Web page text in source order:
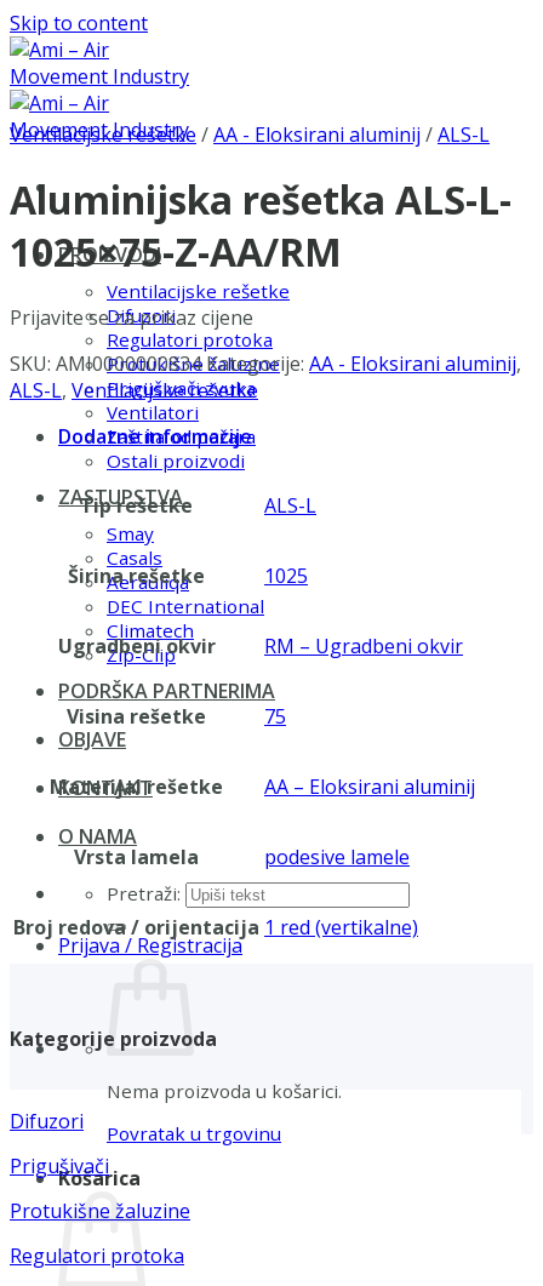
Skip to content
PROIZVODI
Ventilacijske rešetke
Difuzori
Regulatori protoka
Protukišne žaluzine
Prigušivači zvuka
Ventilatori
Zaštita od požara
Ostali proizvodi
ZASTUPSTVA
Smay
Casals
Aerauliqa
DEC International
Climatech
Zip-Clip
PODRŠKA PARTNERIMA
OBJAVE
KONTAKT
O NAMA
Pretraži:
Prijava / Registracija
Nema proizvoda u košarici.
Povratak u trgovinu
Košarica
Ventilacijske rešetke /AA - Eloksirani aluminij /ALS-L
Aluminijska rešetka ALS-L-
1025×75-Z-AA/RM
Prijavite se za prikaz cijene
SKU: AMI0000000834 Kategorije: AA - Eloksirani aluminij,
ALS-L, Ventilacijske rešetke
Dodatne informacije
Tip rešetke ALS-L
Širina rešetke 1025
Ugradbeni okvir RM – Ugradbeni okvir
Visina rešetke 75
Materijal rešetke AA – Eloksirani aluminij
Vrsta lamela podesive lamele
Broj redova / orijentacija 1 red (vertikalne)
Kategorije proizvoda
Difuzori
Prigušivači
Protukišne žaluzine
Regulatori protoka